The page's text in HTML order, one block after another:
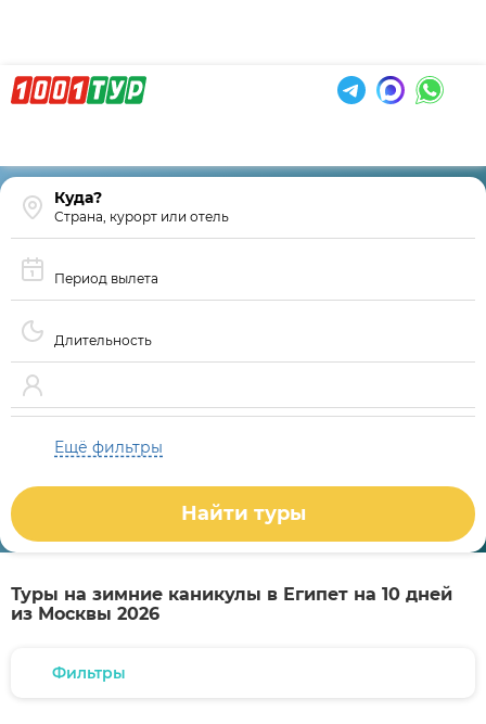
Страна, курорт или отель
Период вылета
Длительность
Ещё фильтры
Найти туры
Туры на зимние каникулы в Египет на 10 дней
из Москвы 2026
Фильтры